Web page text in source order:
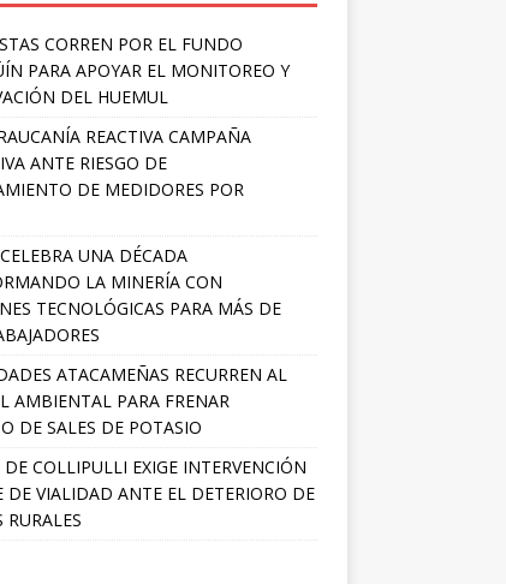
CORREN POR EL FUNDO
PARA APOYAR EL MONITOREO Y
DEL HUEMUL
REACTIVA CAMPAÑA
ANTE RIESGO DE
DE MEDIDORES POR
UNA DÉCADA
LA MINERÍA CON
TECNOLÓGICAS PARA MÁS DE
ATACAMEÑAS RECURREN AL
AMBIENTAL PARA FRENAR
DE SALES DE POTASIO
COLLIPULLI EXIGE INTERVENCIÓN
DE VIALIDAD ANTE EL DETERIORO DE